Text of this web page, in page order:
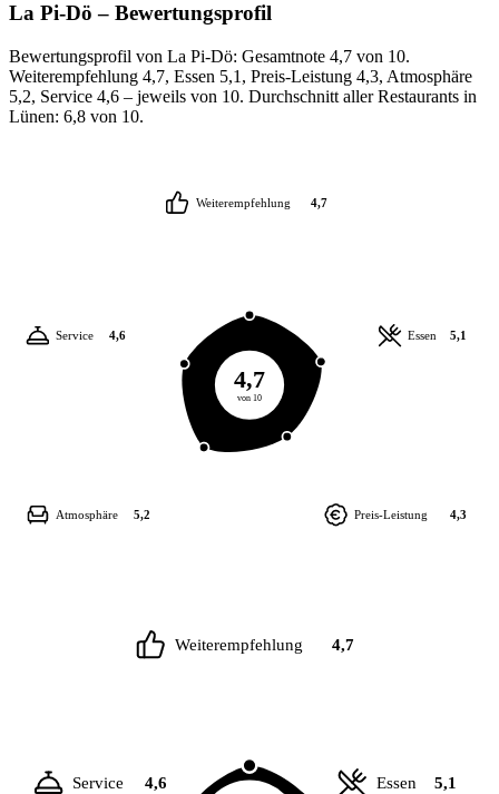
La Pi-Dö – Bewertungsprofil
Bewertungsprofil von La Pi-Dö: Gesamtnote 4,7 von 10.
Weiterempfehlung 4,7, Essen 5,1, Preis-Leistung 4,3, Atmosphäre
5,2, Service 4,6 – jeweils von 10. Durchschnitt aller Restaurants in
Lünen: 6,8 von 10.
4,7
von 10
Weiterempfehlung 4,7
Essen 5,1
Preis-Leistung 4,3
Atmosphäre 5,2
Service 4,6
Weiterempfehlung 4,7
Essen 5,1
Service 4,6